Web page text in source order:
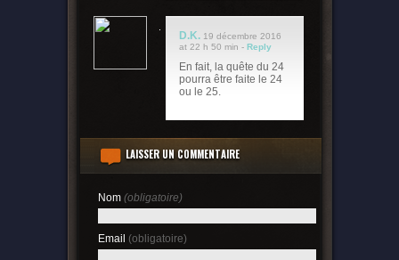
D.K. 19 décembre 2016
at 22 h 50 min - Reply
En fait, la quête du 24
pourra être faite le 24
ou le 25.
LAISSER UN COMMENTAIRE
Nom (obligatoire)
Email (obligatoire)